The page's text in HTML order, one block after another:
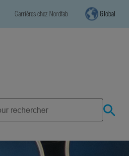
Carrières chez Nordfab Global